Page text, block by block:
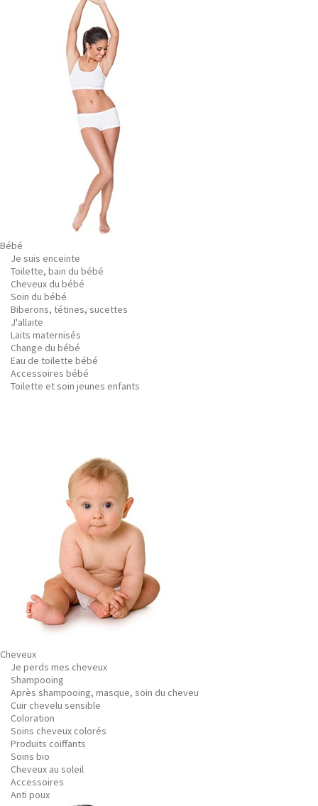
Bébé
Je suis enceinte
Toilette, bain du bébé
Cheveux du bébé
Soin du bébé
Biberons, tétines, sucettes
J'allaite
Laits maternisés
Change du bébé
Eau de toilette bébé
Accessoires bébé
Toilette et soin jeunes enfants
Cheveux
Je perds mes cheveux
Shampooing
Après shampooing, masque, soin du cheveu
Cuir chevelu sensible
Coloration
Soins cheveux colorés
Produits coiffants
Soins bio
Cheveux au soleil
Accessoires
Anti poux